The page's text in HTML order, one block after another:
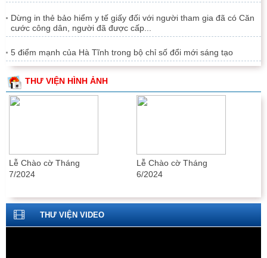
Dừng in thẻ bảo hiểm y tế giấy đối với người tham gia đã có Căn
cước công dân, người đã được cấp...
5 điểm mạnh của Hà Tĩnh trong bộ chỉ số đổi mới sáng tạo
THƯ VIỆN HÌNH ẢNH
Lễ Chào cờ Tháng
7/2024
Lễ Chào cờ Tháng
6/2024
THƯ VIỆN VIDEO